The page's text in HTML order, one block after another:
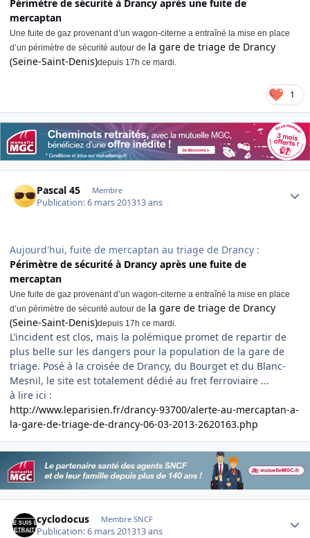
Périmètre de sécurité à Drancy après une fuite de
mercaptan
Une fuite de gaz provenant d’un wagon-citerne a entraîné la mise en place
d’un périmètre de sécurité autour de la gare de triage de Drancy
(Seine-Saint-Denis)depuis 17h ce mardi.
1
Pascal 45 Membre
Publication:6 mars 201313 ans
Aujourd'hui, fuite de mercaptan au triage de Drancy :
Périmètre de sécurité à Drancy après une fuite de
mercaptan
Une fuite de gaz provenant d’un wagon-citerne a entraîné la mise en place
d’un périmètre de sécurité autour de la gare de triage de Drancy
(Seine-Saint-Denis)depuis 17h ce mardi.
L’incident est clos, mais la polémique promet de repartir de
plus belle sur les dangers pour la population de la gare de
triage. Posé à la croisée de Drancy, du Bourget et du Blanc-
Mesnil, le site est totalement dédié au fret ferroviaire ...
à lire ici :
http://www.leparisien.fr/drancy-93700/alerte-au-mercaptan-a-
la-gare-de-triage-de-drancy-06-03-2013-2620163.php
cyclodocus Membre SNCF
Publication:6 mars 201313 ans